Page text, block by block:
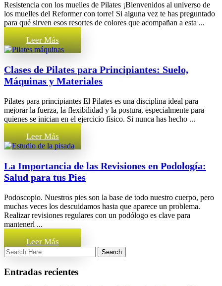
Resistencia con los muelles de Pilates ¡Bienvenidos al universo de
los muelles del Reformer con torre! Si alguna vez te has preguntado
para qué sirven esos resortes de colores que acompañan a esta ...
Leer Más
Clases de Pilates para Principiantes: Suelo,
Máquinas y Materiales
Pilates para principiantes El Pilates es una disciplina ideal para
mejorar la fuerza, la flexibilidad y la postura, especialmente para
quienes se inician en el ejercicio físico. Si nunca has hecho ...
Leer Más
La Importancia de las Revisiones en Podología:
Salud para tus Pies
Podoscopio. Nuestros pies son la base de todo nuestro cuerpo, pero
muchas veces los descuidamos hasta que aparece un problema.
Realizar revisiones regulares con un podólogo es clave para
mantenerl ...
Leer Más
Entradas recientes